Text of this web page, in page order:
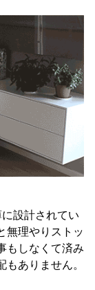
設計されてい
無理やりストッ
もしなくて済み
ありません。